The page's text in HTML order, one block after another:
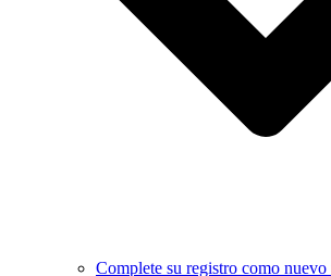
Complete su registro como nuevo